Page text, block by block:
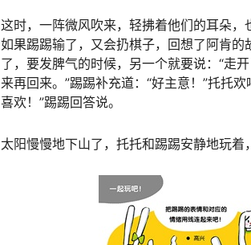
看完阿肯的故事，踢踢有很多话想和托托说
羊群，也许能拿到第二名或第三名的。”踢
也会说，但我也没有不高兴呀，你想想，如
种感觉一定非常难受。他看着托托说：“对
如果踢踢输了，又会扔棋子，回想了阿肯的
来再回来。”踢踢补充道：“好主意！”托托
喜欢！”踢踢回答说。